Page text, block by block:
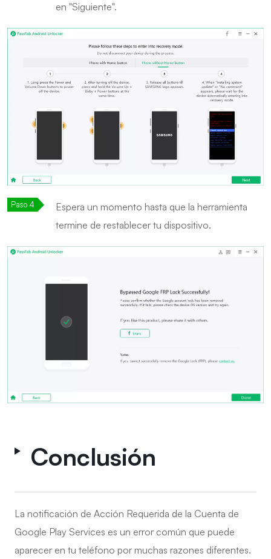
en "Siguiente".
Espera un momento hasta que la herramienta
termine de restablecer tu dispositivo.
Conclusión
La notificación de Acción Requerida de la Cuenta de
Google Play Services es un error común que puede
aparecer en tu teléfono por muchas razones diferentes.